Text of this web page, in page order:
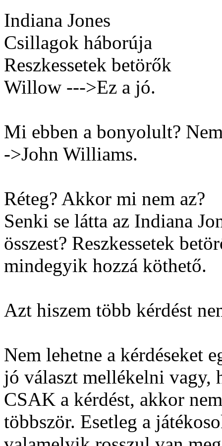
Indiana Jones
Csillagok háborúja
Reszkessetek betörők
Willow --->Ez a jó.
Mi ebben a bonyolult?
->John Williams.
Réteg? Akkor mi nem az?
Senki se látta az Indiana
összest? Reszkessetek
mindegyik hozzá köthető.
Azt hiszem több kérdést
Nem lehetne a kérdéseket
jó választ mellékelni vagy,
CSAK a kérdést, akkor
többször. Esetleg a